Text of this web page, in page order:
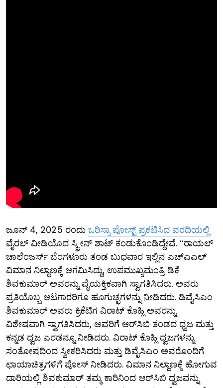
ಜೂನ್ 4, 2025 ರಂದು ಒರಿಸ್ಸಾ ಪೋಸ್ಟ್​ ಪ್ರಕಟಿಸಿದ ವರದಿಯಲ್ಲಿ
ವೈರಲ್ ವೀಡಿಯೊದ ಸ್ಕ್ರೀನ್ ಶಾಟ್ ಕಂಡುಕೊಂಡಿದ್ದೇವೆ. ‘‘ರಾಯಲ್
ಚಾಲೆಂಜರ್ಸ್ ಬೆಂಗಳೂರು ತಂಡ ಬುಧವಾರ ಇಲ್ಲಿನ ಎಚ್‌ಎಎಲ್
ವಿಮಾನ ನಿಲ್ದಾಣಕ್ಕೆ ಆಗಮಿಸಿದ್ದು, ಉಪಮುಖ್ಯಮಂತ್ರಿ ಡಿಕೆ
ಶಿವಕುಮಾರ್ ಅವರನ್ನು ವೈಯಕ್ತಿಕವಾಗಿ ಸ್ವಾಗತಿಸಿದರು. ಅವರು
ಪ್ರತಿಯೊಬ್ಬ ಆಟಗಾರರಿಗೂ ಹೂಗುಚ್ಛಗಳನ್ನು ನೀಡಿದರು. ಡಿವೈಸಿಎಂ
ಶಿವಕುಮಾರ್ ಅವರು ಕ್ರಿಕೆಟಿಗ ವಿರಾಟ್ ಕೊಹ್ಲಿ ಅವರನ್ನು
ವಿಶೇಷವಾಗಿ ಸ್ವಾಗತಿಸಿದರು, ಅವರಿಗೆ ಆರ್‌ಸಿಬಿ ತಂಡದ ಧ್ವಜ ಮತ್ತು
ಕನ್ನಡ ಧ್ವಜ ಎರಡನ್ನೂ ನೀಡಿದರು. ವಿರಾಟ್ ಕೊಹ್ಲಿ ಧ್ವಜಗಳನ್ನು
ಸಂತೋಷದಿಂದ ಸ್ವೀಕರಿಸಿದರು ಮತ್ತು ಡಿವೈಸಿಎಂ ಅವರೊಂದಿಗೆ
ಛಾಯಾಚಿತ್ರಗಳಿಗೆ ಪೋಸ್ ನೀಡಿದರು. ವಿಮಾನ ನಿಲ್ದಾಣಕ್ಕೆ ಹೋಗುವ
ದಾರಿಯಲ್ಲಿ ಶಿವಕುಮಾರ್ ತಮ್ಮ ಕಾರಿನಿಂದ ಆರ್‌ಸಿಬಿ ಧ್ವಜವನ್ನು